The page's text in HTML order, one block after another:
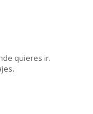
quieres ir.